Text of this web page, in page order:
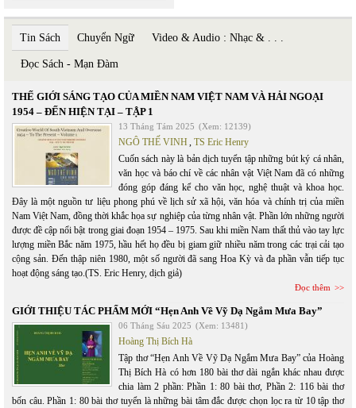
Tin Sách Chuyển Ngữ Video & Audio : Nhạc & . . .
Đọc Sách - Mạn Đàm
THẾ GIỚI SÁNG TẠO CỦA MIỀN NAM VIỆT NAM VÀ HẢI NGOẠI
1954 – ĐẾN HIỆN TẠI – TẬP 1
13 Tháng Tám 2025 (Xem: 12139)
NGÔ THẾ VINH, TS Eric Henry
Cuốn sách này là bản dịch tuyển tập những bút ký cá nhân,
văn học và báo chí về các nhân vật Việt Nam đã có những
đóng góp đáng kể cho văn học, nghệ thuật và khoa học.
Đây là một nguồn tư liệu phong phú về lịch sử xã hội, văn hóa và chính trị của miền
Nam Việt Nam, đồng thời khắc họa sự nghiệp của từng nhân vật. Phần lớn những người
được đề cập nổi bật trong giai đoạn 1954 – 1975. Sau khi miền Nam thất thủ vào tay lực
lượng miền Bắc năm 1975, hầu hết họ đều bị giam giữ nhiều năm trong các trại cải tạo
cộng sản. Đến thập niên 1980, một số người đã sang Hoa Kỳ và đa phần vẫn tiếp tục
hoạt động sáng tạo.(TS. Eric Henry, dịch giả)
Đọc thêm
GIỚI THIỆU TÁC PHẨM MỚI “Hẹn Anh Về Vỹ Dạ Ngắm Mưa Bay”
06 Tháng Sáu 2025 (Xem: 13481)
Hoàng Thị Bích Hà
Tập thơ “Hẹn Anh Về Vỹ Dạ Ngắm Mưa Bay” của Hoàng
Thị Bích Hà có hơn 180 bài thơ dài ngắn khác nhau được
chia làm 2 phần: Phần 1: 80 bài thơ, Phần 2: 116 bài thơ
bốn câu. Phần 1: 80 bài thơ tuyển là những bài tâm đắc được chọn lọc ra từ 10 tập thơ